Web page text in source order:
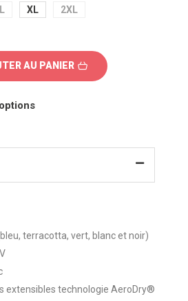
L XL 2XL
AU PANIER
terracotta, vert, blanc et noir)
extensibles technologie AeroDry®